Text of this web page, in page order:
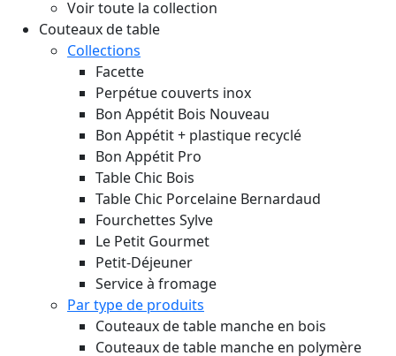
Voir toute la collection
Couteaux de table
Collections
Facette
Perpétue couverts inox
Bon Appétit Bois Nouveau
Bon Appétit + plastique recyclé
Bon Appétit Pro
Table Chic Bois
Table Chic Porcelaine Bernardaud
Fourchettes Sylve
Le Petit Gourmet
Petit-Déjeuner
Service à fromage
Par type de produits
Couteaux de table manche en bois
Couteaux de table manche en polymère